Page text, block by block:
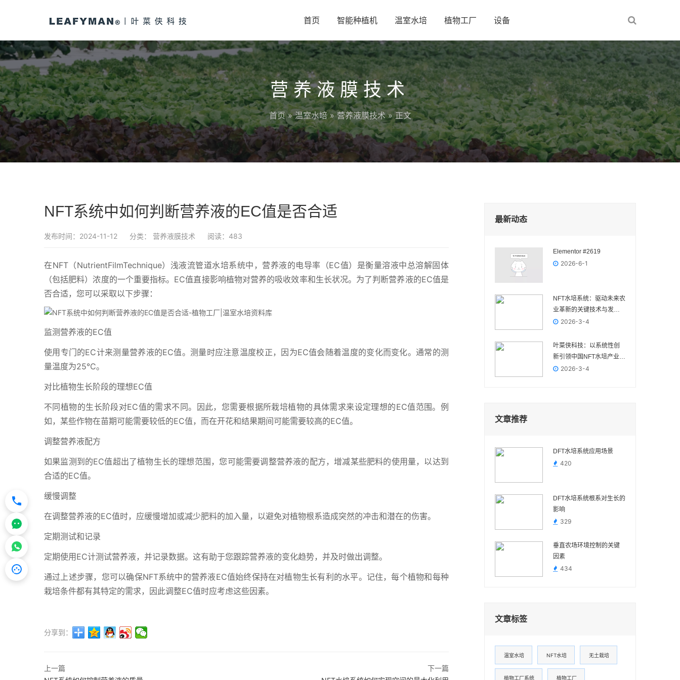
首页 智能种植机 温室水培 植物工厂 设备
营养液膜技术
首页 »温室水培»营养液膜技术» 正文
NFT系统中如何判断营养液的EC值是否合适
发布时间：2024-11-12 分类： 营养液膜技术 阅读：483
在NFT（NutrientFilmTechnique）浅液流管道水培系统中，营养液的电导率（EC值）是衡量溶液中总溶解固体
（包括肥料）浓度的一个重要指标。EC值直接影响植物对营养的吸收效率和生长状况。为了判断营养液的EC值是
否合适，您可以采取以下步骤：
监测营养液的EC值
使用专门的EC计来测量营养液的EC值。测量时应注意温度校正，因为EC值会随着温度的变化而变化。通常的测
量温度为25°C。
对比植物生长阶段的理想EC值
不同植物的生长阶段对EC值的需求不同。因此，您需要根据所栽培植物的具体需求来设定理想的EC值范围。例
如，某些作物在苗期可能需要较低的EC值，而在开花和结果期间可能需要较高的EC值。
调整营养液配方
如果监测到的EC值超出了植物生长的理想范围，您可能需要调整营养液的配方，增减某些肥料的使用量，以达到
合适的EC值。
缓慢调整
在调整营养液的EC值时，应缓慢增加或减少肥料的加入量，以避免对植物根系造成突然的冲击和潜在的伤害。
定期测试和记录
定期使用EC计测试营养液，并记录数据。这有助于您跟踪营养液的变化趋势，并及时做出调整。
通过上述步骤，您可以确保NFT系统中的营养液EC值始终保持在对植物生长有利的水平。记住，每个植物和每种
栽培条件都有其特定的需求，因此调整EC值时应考虑这些因素。
分享到：
上一篇
下一篇
最新动态
Elementor #2619
2026-6-1
NFT水培系统：驱动未来农
业革新的关键技术与发展
前景2026-3-4
叶菜侠科技：以系统性创
新引领中国NFT水培产业高
质量发展
2026-3-4
文章推荐
DFT水培系统应用场景
420
DFT水培系统根系对生长的
影响
329
垂直农场环境控制的关键
因素
434
文章标签
温室水培 NFT水培 无土栽培
植物工厂系统 植物工厂